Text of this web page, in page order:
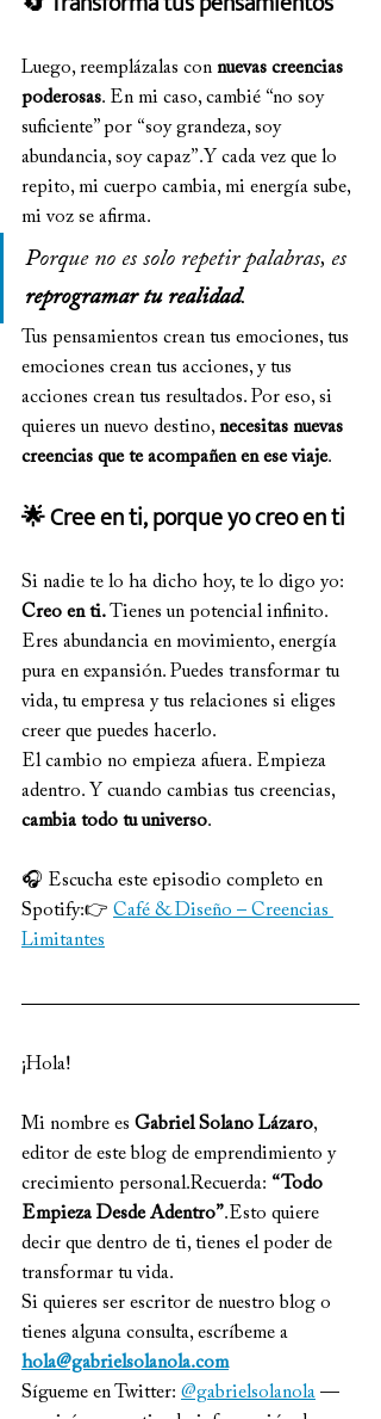
Luego, reemplázalas con nuevas creencias
poderosas. En mi caso, cambié “no soy
suficiente” por “soy grandeza, soy
abundancia, soy capaz”.Y cada vez que lo
repito, mi cuerpo cambia, mi energía sube,
mi voz se afirma.
Porque no es solo repetir palabras, es
reprogramar tu realidad.
Tus pensamientos crean tus emociones, tus
emociones crean tus acciones, y tus
acciones crean tus resultados. Por eso, si
quieres un nuevo destino, necesitas nuevas
creencias que te acompañen en ese viaje.
🌟 Cree en ti, porque yo creo en ti
Si nadie te lo ha dicho hoy, te lo digo yo:
Creo en ti. Tienes un potencial infinito.
Eres abundancia en movimiento, energía
pura en expansión. Puedes transformar tu
vida, tu empresa y tus relaciones si eliges
creer que puedes hacerlo.
El cambio no empieza afuera. Empieza
adentro. Y cuando cambias tus creencias,
cambia todo tu universo.
🎧 Escucha este episodio completo en
Spotify:👉 Café & Diseño – Creencias
Limitantes
¡Hola!
Mi nombre es Gabriel Solano Lázaro,
editor de este blog de emprendimiento y
crecimiento personal.Recuerda: “Todo
Empieza Desde Adentro”.Esto quiere
decir que dentro de ti, tienes el poder de
transformar tu vida.
Si quieres ser escritor de nuestro blog o
tienes alguna consulta, escríbeme a
hola@gabrielsolanola.com
Sígueme en Twitter: @gabrielsolanola —